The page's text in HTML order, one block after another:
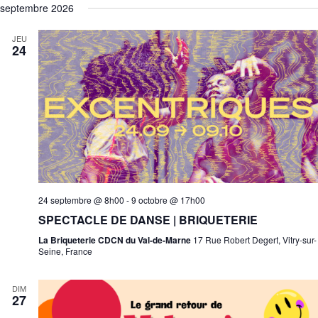
DE
une
date.
septembre 2026
JEU
24
24 septembre @ 8h00 -9 octobre @ 17h00
SPECTACLE DE DANSE | BRIQUETERIE
La Briqueterie CDCN du Val-de-Marne 17 Rue Robert Degert, Vitry-sur-
Seine, France
DIM
27